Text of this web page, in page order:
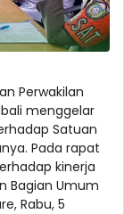
Perwakilan
menggelar
Satuan
Pada rapat
kinerja
Bagian Umum
Rabu, 5